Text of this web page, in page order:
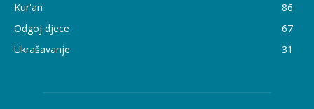
Kur'an
86
Odgoj djece
67
Ukrašavanje
31